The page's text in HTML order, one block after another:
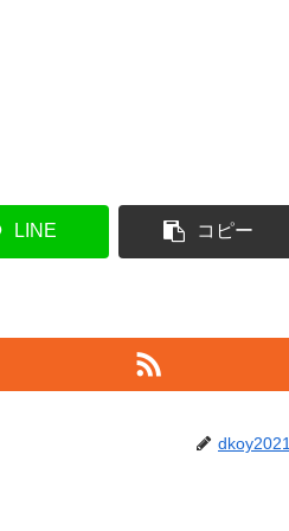
LINE コピー
dkoy2021